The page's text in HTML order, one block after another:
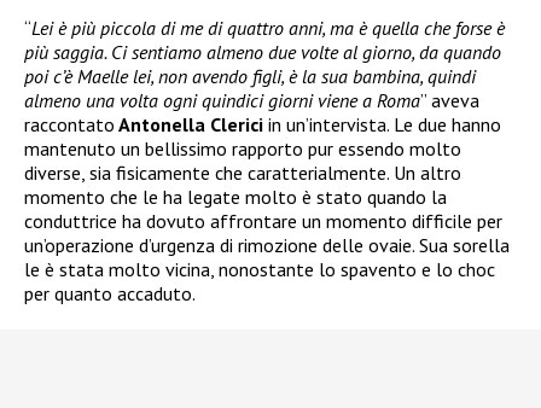
“Lei è più piccola di me di quattro anni, ma è quella che forse è
più saggia. Ci sentiamo almeno due volte al giorno, da quando
poi c’è Maelle lei, non avendo figli, è la sua bambina, quindi
almeno una volta ogni quindici giorni viene a Roma” aveva
raccontato Antonella Clerici in un’intervista. Le due hanno
mantenuto un bellissimo rapporto pur essendo molto
diverse, sia fisicamente che caratterialmente. Un altro
momento che le ha legate molto è stato quando la
conduttrice ha dovuto affrontare un momento difficile per
un’operazione d’urgenza di rimozione delle ovaie. Sua sorella
le è stata molto vicina, nonostante lo spavento e lo choc
per quanto accaduto.